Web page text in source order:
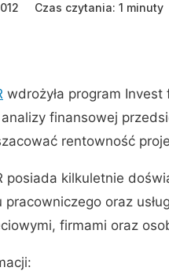
Czas czytania: 1 minuty
wdrożyła program
finansowej
rentowność
posiada kilkuletnie
pracowniczego oraz
firmami oraz